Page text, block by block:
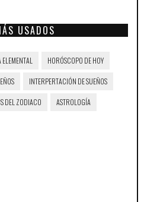
USADOS
HORÓSCOPO DE HOY
INTERPERTACIÓN DE SUEÑOS
DEL ZODIACO ASTROLOGÍA